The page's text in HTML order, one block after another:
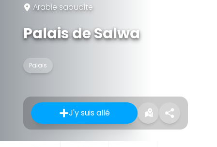
Arabie saoudite
Palais de Salwa
Palais
J'y suis allé